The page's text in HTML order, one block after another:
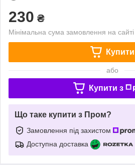
230 ₴
Мінімальна сума замовлення на
Купити
або
Купити з
Що таке купити з Пром?
Замовлення під захистом
Доступна доставка